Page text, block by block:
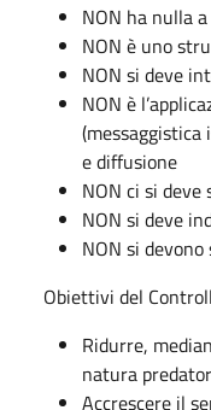
NON ha nulla
NON è uno
NON si deve
NON è
e diffusione
NON ci si deve
NON si deve
NON si
Obiettivi del
Ridurre,
natura
Accrescere il